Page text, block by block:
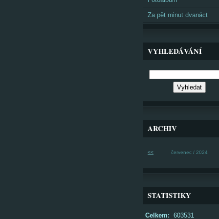
Za pět minut dvanáct
VYHLEDÁVÁNÍ
ARCHIV
<< červenec / 2024
STATISTIKY
Celkem: 603531